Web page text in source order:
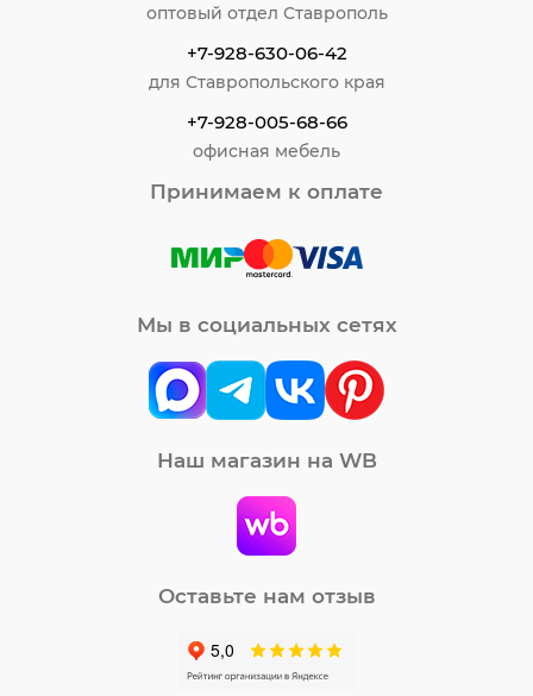
оптовый отдел Ставрополь
+7-928-630-06-42
для Ставропольского края
+7-928-005-68-66
офисная мебель
Принимаем к оплате
Мы в социальных сетях
Наш магазин на WB
Оставьте нам отзыв